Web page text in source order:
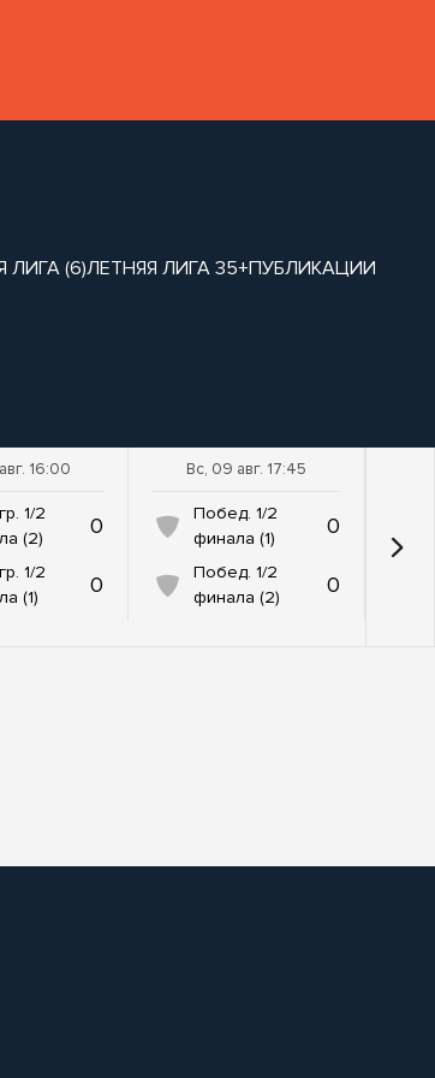
ЛИГА (6)ЛЕТНЯЯ ЛИГА 35+ПУБЛИКАЦИИ
16:00
1/2
(2)
0
1/2
(1)
0
Вс, 09 авг. 17:45
Побед. 1/2
финала (1)
0
Побед. 1/2
финала (2)
0